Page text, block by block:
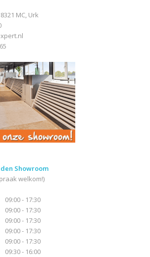
MC, Urk
Showroom
welkom!)
09:00 - 17:30
09:00 - 17:30
09:00 - 17:30
09:00 - 17:30
09:00 - 17:30
09:30 - 16:00